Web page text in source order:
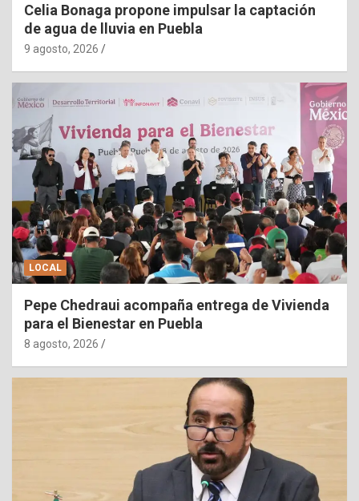
Celia Bonaga propone impulsar la captación
de agua de lluvia en Puebla
9 agosto, 2026
LOCAL
Pepe Chedraui acompaña entrega de Vivienda
para el Bienestar en Puebla
8 agosto, 2026